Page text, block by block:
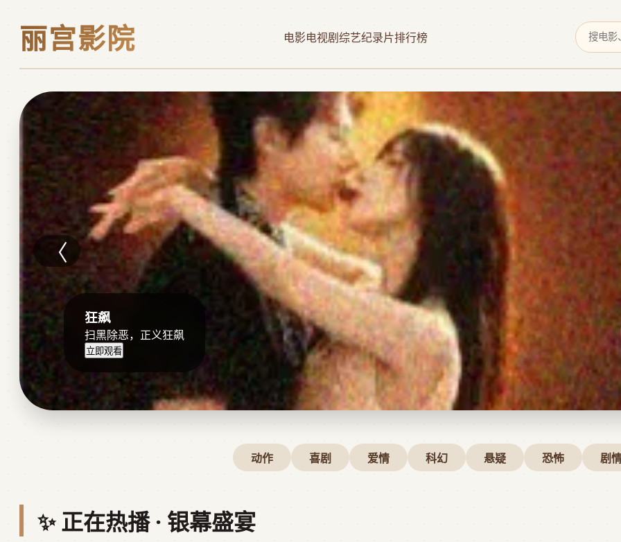
丽宫影院 电影电视剧综艺纪录片排行榜
狂飙
扫黑除恶，正义狂飙
立即观看
〈
动作 喜剧 爱情 科幻 悬疑 恐怖 剧
✨ 正在热播 · 银幕盛宴